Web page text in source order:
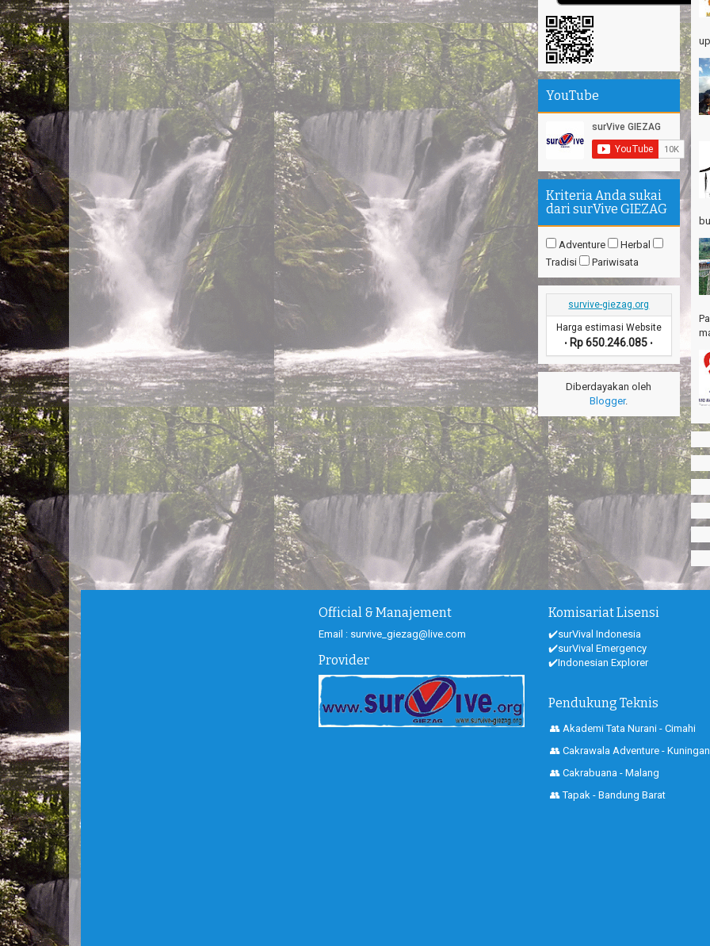
YouTube
Kriteria Anda sukai
dari surVive GIEZAG
Adventure
Herbal
Tradisi
Pariwisata
survive-giezag.org
Harga estimasi Website
• Rp 650.246.085 •
Diberdayakan oleh
Blogger.
Official & Manajement
Email : survive_giezag@live.com
Provider
Komisariat Lisensi
✔️surVival Indonesia
✔️surVival Emergency
✔️Indonesian Explorer
Pendukung Teknis
👥 Akademi Tata Nurani - Cimahi
👥 Cakrawala Adventure - Kuningan
👥 Cakrabuana - Malang
👥 Tapak - Bandung Barat